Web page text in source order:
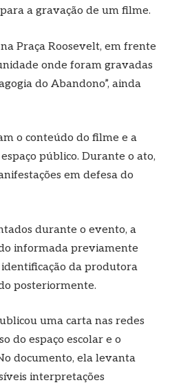
a gravação de um filme.
Praça Roosevelt, em frente
onde foram gravadas
do Abandono”, ainda
o conteúdo do filme e a
público. Durante o ato,
em defesa do
durante o evento, a
informada previamente
identificação da produtora
posteriormente.
uma carta nas redes
do espaço escolar e o
documento, ela levanta
interpretações